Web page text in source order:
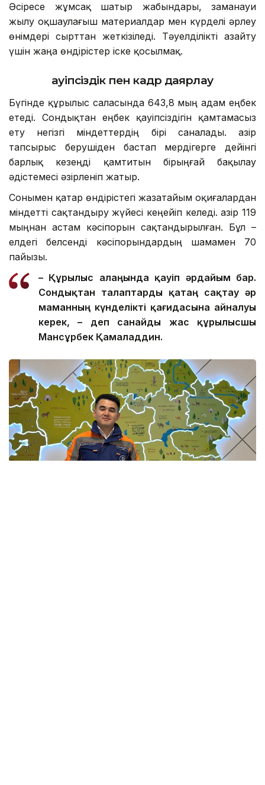
Әсіресе жұмсақ шатыр жабындары, заманауи
жылу оқшаулағыш материалдар мен күрделі әрлеу
өнімдері сырттан жеткізіледі. Тәуелділікті азайту
үшін жаңа өндірістер іске қосылмақ.
Қауіпсіздік пен кадр даярлау
Бүгінде құрылыс саласында 643,8 мың адам еңбек
етеді. Сондықтан еңбек қауіпсіздігін қамтамасыз
ету негізгі міндеттердің бірі саналады. Қазір
тапсырыс берушіден бастап мердігерге дейінгі
барлық кезеңді қамтитын бірыңғай бақылау
әдістемесі әзірленіп жатыр.
Сонымен қатар өндірістегі жазатайым оқиғалардан
міндетті сақтандыру жүйесі кеңейіп келеді. Қазір 119
мыңнан астам кәсіпорын сақтандырылған. Бұл –
елдегі белсенді кәсіпорындардың шамамен 70
пайызы.
– Құрылыс алаңында қауіп әрдайым бар.
Сондықтан талаптарды қатаң сақтау әр
маманның күнделікті қағидасына айналуы
керек, – деп санайды жас құрылысшы
Мансұрбек Қамаладдин.